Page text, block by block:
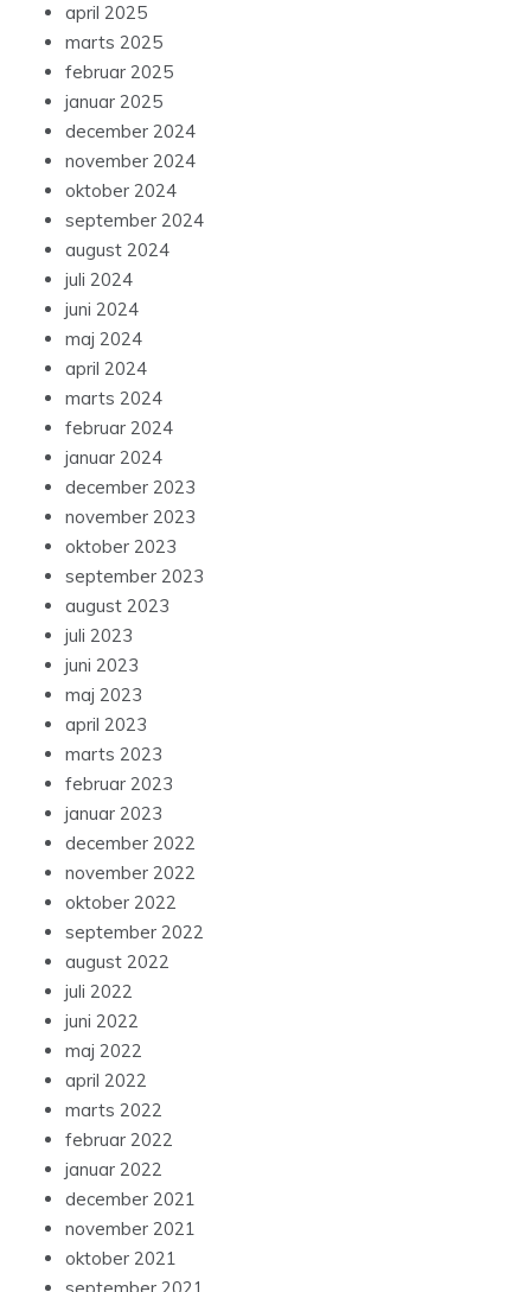
april 2025
marts 2025
februar 2025
januar 2025
december 2024
november 2024
oktober 2024
september 2024
august 2024
juli 2024
juni 2024
maj 2024
april 2024
marts 2024
februar 2024
januar 2024
december 2023
november 2023
oktober 2023
september 2023
august 2023
juli 2023
juni 2023
maj 2023
april 2023
marts 2023
februar 2023
januar 2023
december 2022
november 2022
oktober 2022
september 2022
august 2022
juli 2022
juni 2022
maj 2022
april 2022
marts 2022
februar 2022
januar 2022
december 2021
november 2021
oktober 2021